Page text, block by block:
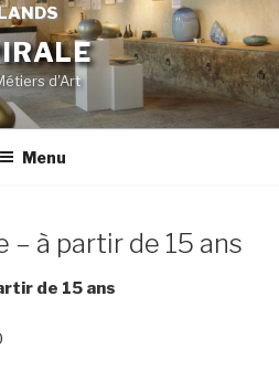
d'Art
Menu
à partir de 15 ans
de 15 ans